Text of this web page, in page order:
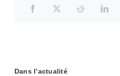
Dans l’actualité